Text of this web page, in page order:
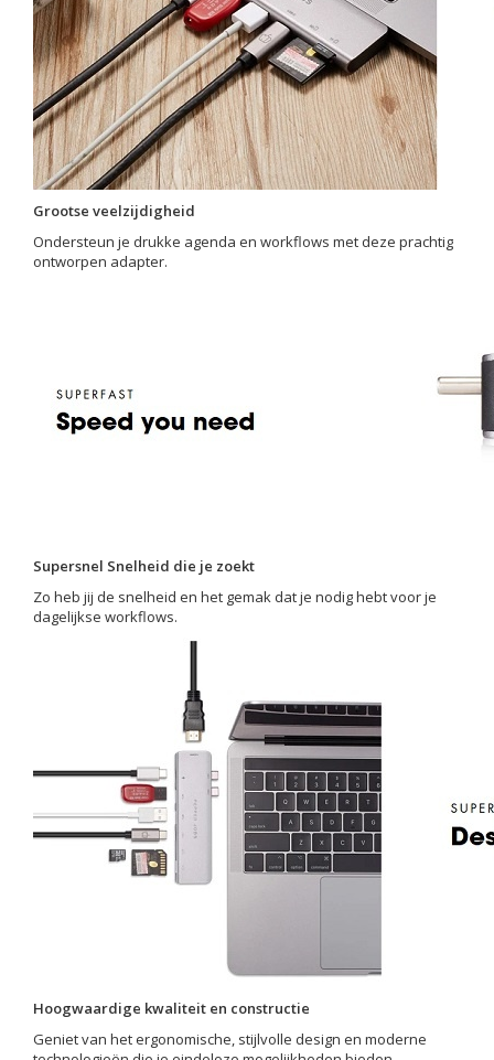
Grootse veelzijdigheid
Ondersteun je drukke agenda en workflows met deze prachtig
ontworpen adapter.
Supersnel Snelheid die je zoekt
Zo heb jij de snelheid en het gemak dat je nodig hebt voor je
dagelijkse workflows.
Hoogwaardige kwaliteit en constructie
Geniet van het ergonomische, stijlvolle design en moderne